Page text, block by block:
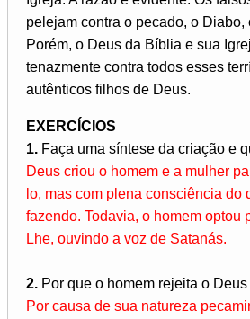
pelejam contra o pecado, o Diabo,
Porém, o Deus da Bíblia e sua
tenazmente contra todos esses
autênticos filhos de Deus.
EXERCÍCIOS
1. Faça uma síntese da criação e
Deus criou o homem e a mulher
lo, mas com plena consciência do
fazendo. Todavia, o homem optou
Lhe, ouvindo a voz de Satanás.
2. Por que o homem rejeita o
Por causa de sua natureza